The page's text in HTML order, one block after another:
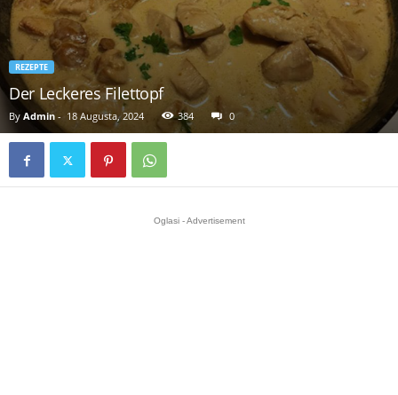
REZEPTE
Der Leckeres Filettopf
By Admin - 18 Augusta, 2024 384 0
Oglasi - Advertisement